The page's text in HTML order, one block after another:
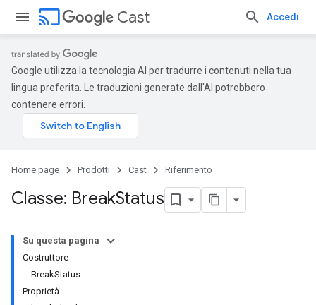
cast Cast Accedi
Google utilizza la tecnologia AI per tradurre i contenuti nella tua
lingua preferita. Le traduzioni generate dall'AI potrebbero
contenere errori.
Home page Prodotti Cast Riferimento
Classe: BreakStatus
Su questa pagina
Costruttore
BreakStatus
Proprietà